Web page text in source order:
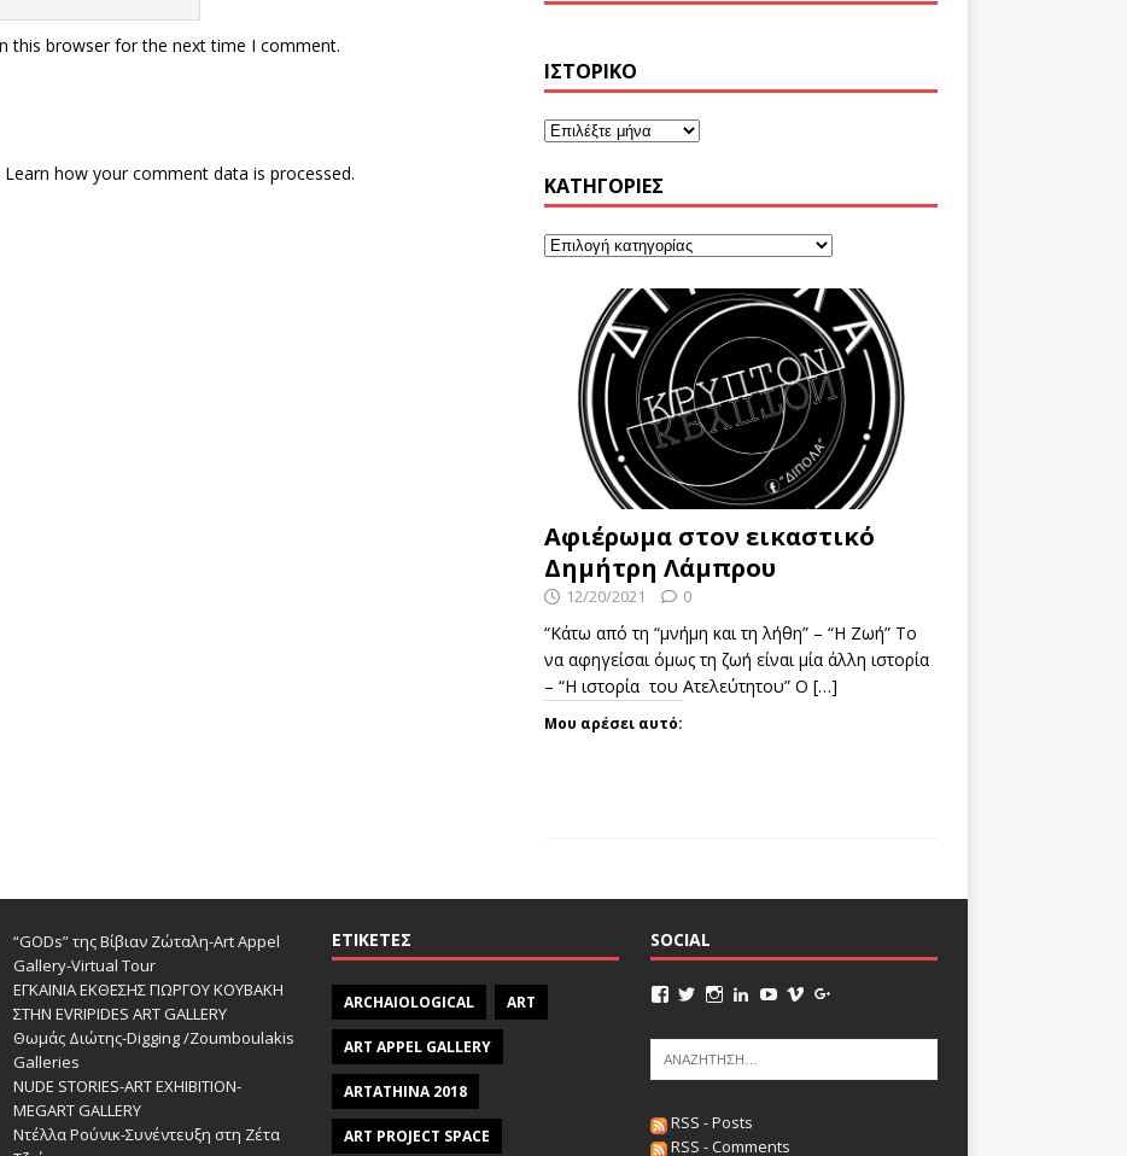
this browser for the next time I comment.
Learn how your comment data is processed.
ΙΣΤΟΡΙΚΌ
KΑΤΗΓΟΡΊΕΣ
Αφιέρωμα στον εικαστικό
Δημήτρη Λάμπρου
12/20/2021 0
“Κάτω από τη “μνήμη και τη λήθη” – “Η Ζωή” Το
να αφηγείσαι όμως τη ζωή είναι μία άλλη ιστορία
– “Η ιστορία του Ατελεύτητου” Ο […]
Μου αρέσει αυτό:
“GODs” της Βίβιαν Ζώταλη-Art Appel
Gallery-Virtual Tour
ΕΓΚΑΙΝΙΑ ΕΚΘΕΣΗΣ ΓΙΩΡΓΟΥ ΚΟΥΒΑΚΗ
ΣΤΗΝ EVRIPIDES ART GALLERY
Θωμάς Διώτης-Digging /Zoumboulakis
Galleries
NUDE STORIES-ΑRT EXHIBITION-
MEGART GALLERY
Ντέλλα Ρούνικ-Συνέντευξη στη Ζέτα
ΕΤΙΚΈΤΕΣ
ARCHAIOLOGICAL ART
ART APPEL GALLERY
ARTATHINA 2018
ART PROJECT SPACE
SOCIAL
RSS - Posts
RSS - Comments